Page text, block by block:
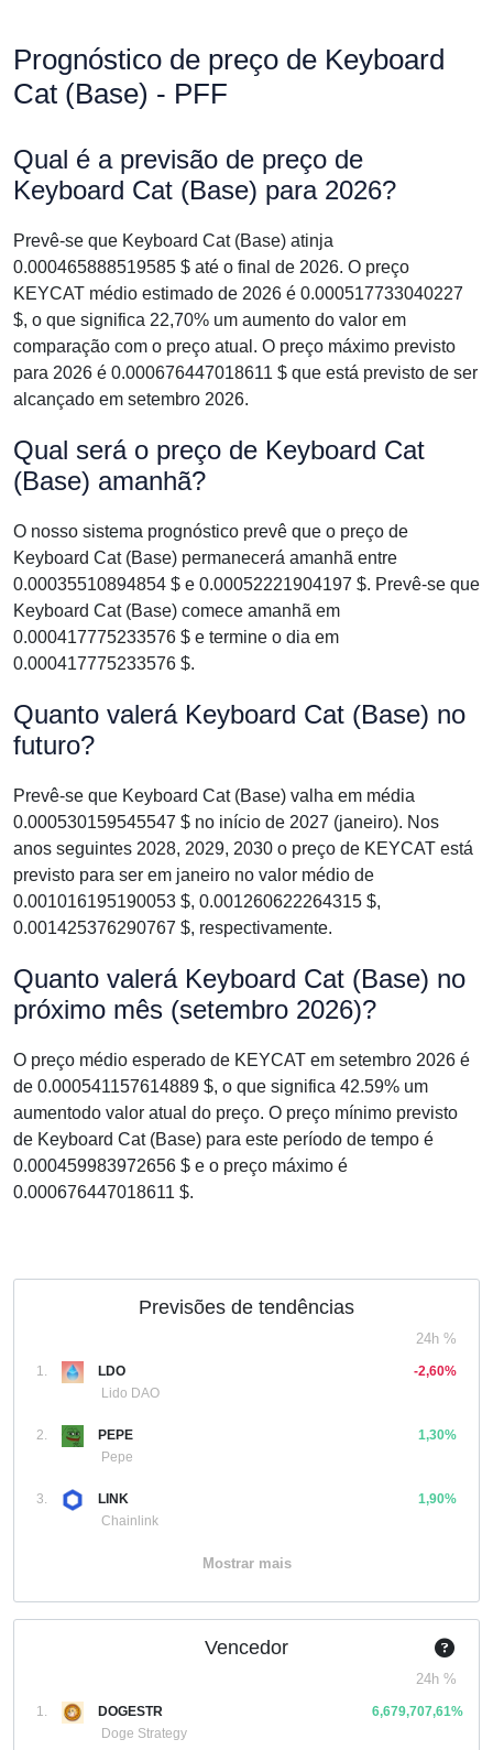
Prognóstico de preço de Keyboard
Cat (Base) - PFF
Qual é a previsão de preço de
Keyboard Cat (Base) para 2026?
Prevê-se que Keyboard Cat (Base) atinja
0.000465888519585 $ até o final de 2026. O preço
KEYCAT médio estimado de 2026 é 0.000517733040227
$, o que significa 22,70% um aumento do valor em
comparação com o preço atual. O preço máximo previsto
para 2026 é 0.000676447018611 $ que está previsto de ser
alcançado em setembro 2026.
Qual será o preço de Keyboard Cat
(Base) amanhã?
O nosso sistema prognóstico prevê que o preço de
Keyboard Cat (Base) permanecerá amanhã entre
0.00035510894854 $ e 0.00052221904197 $. Prevê-se que
Keyboard Cat (Base) comece amanhã em
0.000417775233576 $ e termine o dia em
0.000417775233576 $.
Quanto valerá Keyboard Cat (Base) no
futuro?
Prevê-se que Keyboard Cat (Base) valha em média
0.000530159545547 $ no início de 2027 (janeiro). Nos
anos seguintes 2028, 2029, 2030 o preço de KEYCAT está
previsto para ser em janeiro no valor médio de
0.001016195190053 $, 0.001260622264315 $,
0.001425376290767 $, respectivamente.
Quanto valerá Keyboard Cat (Base) no
próximo mês (setembro 2026)?
O preço médio esperado de KEYCAT em setembro 2026 é
de 0.000541157614889 $, o que significa 42.59% um
aumentodo valor atual do preço. O preço mínimo previsto
de Keyboard Cat (Base) para este período de tempo é
0.000459983972656 $ e o preço máximo é
0.000676447018611 $.
Previsões de tendências
24h %
1.
LDO
Lido DAO
-2,60%
2.
PEPE
Pepe
1,30%
3.
LINK
Chainlink
1,90%
Mostrar mais
Vencedor
24h %
1.
DOGESTR
Doge Strategy
6,679,707,61%